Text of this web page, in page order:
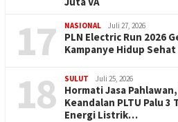
17 NASIONAL Juli 27, 2026
PLN Electric Run 2026
Kampanye Hidup
18 SULUT Juli 25, 2026
Hormati Jasa
Keandalan PLTU Palu
Energi Listrik…